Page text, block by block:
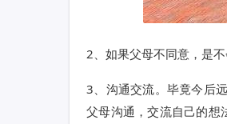
2、如果父母不同意，是
3、沟通交流。毕竟今后
父母沟通，交流自己的想